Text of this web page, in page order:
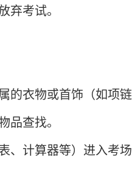
弃考试。
的衣物或首饰（如项链
品查找。
计算器等）进入考场